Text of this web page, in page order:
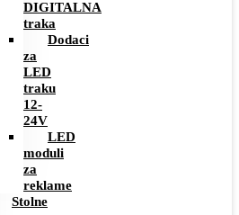
DIGITALNA
traka
Dodaci
za
LED
traku
12-
24V
LED
moduli
za
reklame
Stolne